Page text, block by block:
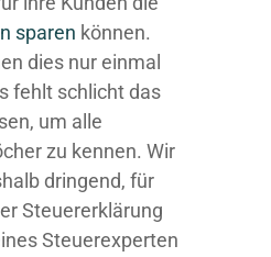
sparen können.
dies nur einmal
fehlt schlicht das
um alle
zu kennen. Wir
dringend, für
Steuererklärung
Steuerexperten